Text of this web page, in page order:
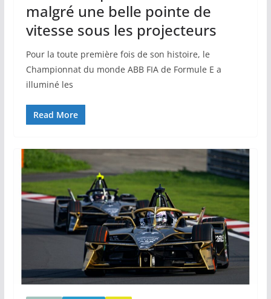
malgré une belle pointe de
vitesse sous les projecteurs
Pour la toute première fois de son histoire, le
Championnat du monde ABB FIA de Formule E a
illuminé les
Read More